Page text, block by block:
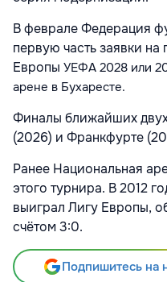
В феврале Федерация
первую часть заявки
Европы УЕФА 2028 или
арене в Бухаресте.
Финалы ближайших
(2026) и Франкфурте
Ранее Национальная
этого турнира. В 2012
выиграл Лигу Европы,
счётом 3:0.
Подпишитесь на